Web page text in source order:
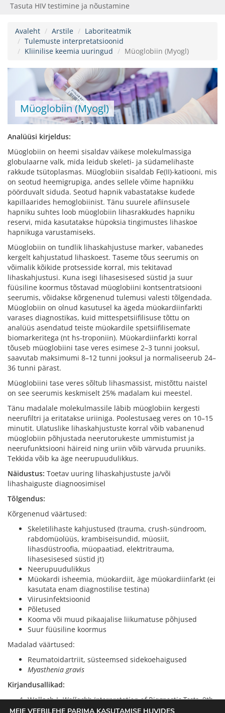
Tasuta HIV testimine ja nõustamine
Avaleht Arstile
Laboriteatmik
Tulemuste interpretatsioonid
Kliinilise keemia uuringud
Müoglobiin (Myogl)
Müoglobiin (Myogl)
Analüüsi kirjeldus:
Müoglobiin on heemi sisaldav väikese molekulmassiga
globulaarne valk, mida leidub skeleti- ja südamelihaste
rakkude tsütoplasmas. Müoglobiin sisaldab Fe(II)-katiooni, mis
on seotud heemigrupiga, andes sellele võime hapnikku
pöörduvalt siduda. Seotud hapnik vabastatakse kudede
kapillaarides hemoglobiinist. Tänu suurele afiinsusele
hapniku suhtes loob müoglobiin lihasrakkudes hapniku
reservi, mida kasutatakse hüpoksia tingimustes lihaskoe
hapnikuga varustamiseks.
Müoglobiin on tundlik lihaskahjustuse marker, vabanedes
kergelt kahjustatud lihaskoest. Taseme tõus seerumis on
võimalik kõikide protsesside korral, mis tekitavad
lihaskahjustusi. Kuna isegi lihasesisesed süstid ja suur
füüsiline koormus tõstavad müoglobiini kontsentratsiooni
seerumis, võidakse kõrgenenud tulemusi valesti tõlgendada.
Müoglobiin on olnud kasutusel ka ägeda müokardiinfarkti
varases diagnostikas, kuid mittespetsiifilisuse tõttu on
analüüs asendatud teiste müokardile spetsiifilisemate
biomarkeritega (nt hs-troponiin). Müokardiinfarkti korral
tõuseb müoglobiini tase veres esimese 2–3 tunni jooksul,
saavutab maksimumi 8–12 tunni jooksul ja normaliseerub 24–
36 tunni pärast.
Müoglobiini tase veres sõltub lihasmassist, mistõttu naistel
on see seerumis keskmiselt 25% madalam kui meestel.
Tänu madalale molekulmassile läbib müoglobiin kergesti
neerufiltri ja eritatakse uriiniga. Poolestusaeg veres on 10–15
minutit. Ulatuslike lihaskahjustuste korral võib vabanenud
müoglobiin põhjustada neerutorukeste ummistumist ja
neerufunktsiooni häireid ning uriin võib värvuda pruuniks.
Tekkida võib ka äge neerupuudulikkus.
Näidustus: Toetav uuring lihaskahjustuste ja/või
lihashaiguste diagnoosimisel
Tõlgendus:
Kõrgenenud väärtused:
Skeletilihaste kahjustused (trauma, crush-sündroom,
rabdomüolüüs, krambiseisundid, müosiit,
lihasdüstroofia, müopaatiad, elektritrauma,
lihasesisesed süstid jt)
Neerupuudulikkus
Müokardi isheemia, müokardiit, äge müokardiinfarkt (ei
kasutata enam diagnostilise testina)
Viirusinfektsioonid
Põletused
Kooma või muud pikaajalise liikumatuse põhjused
Suur füüsiline koormus
Madalad väärtused:
Reumatoidartriit, süsteemsed sidekoehaigused
Myasthenia gravis
Kirjandusallikad:
Wallach J.Wallach’s Interpretation of Diagnostic Tests. 9th
ed. Philadelphia: Lippincott Williams & Wilkins; 2011.